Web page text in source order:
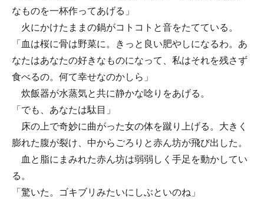
なものを一杯作ってあげる」
火にかけたままの鍋がコトコトと音をたてている。
「血は桜に骨は野菜に。きっと良い肥やしになるわ。あ
なたはあなたの好きなものになって、私はそれを残さず
食べるの。何て幸せなのかしら」
炊飯器が水蒸気と共に静かな唸りをあげる。
「でも、あなたは駄目」
床の上で奇妙に曲がった女の体を蹴り上げる。大きく
膨れた腹が裂け、中からごろりと赤ん坊が飛び出した。
血と脂にまみれた赤ん坊は弱弱しく手足を動かしてい
る。
「驚いた。ゴキブリみたいにしぶといのね」